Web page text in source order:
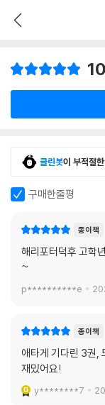
클린봇이 부적절
구매한줄평
종이책
해리포터덕후 고학
~
p**********e
종이책
애타게 기다린 3권,
재밌어요!
y********7